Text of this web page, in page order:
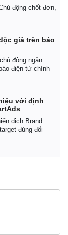
động chốt đơn,
giả trên báo
động ngân
điện tử chính
với định
dịch Brand
đúng đối